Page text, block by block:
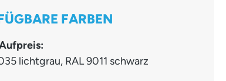
FARBEN
lichtgrau, RAL 9011 schwarz